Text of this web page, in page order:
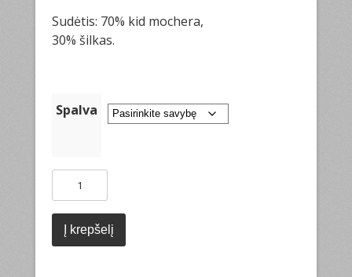
Sudėtis: 70% kid mochera,
30% šilkas.
Spalva
kiekis:
Silk
mohair
(Midara)
Į krepšelį